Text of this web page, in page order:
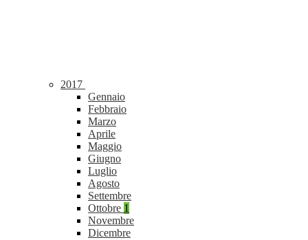
2017
Gennaio
Febbraio
Marzo
Aprile
Maggio
Giugno
Luglio
Agosto
Settembre
Ottobre 1
Novembre
Dicembre